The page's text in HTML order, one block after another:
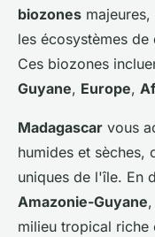
biozones
les écosystèmes
Ces biozones
Guyane, Europe,
Madagascar vous
humides et sèches,
uniques de l'île. En
Amazonie-Guyane
milieu tropical riche